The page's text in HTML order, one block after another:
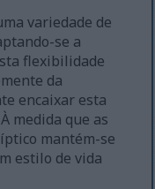
variedade de
se a
flexibilidade
da
encaixar esta
medida que as
mantém-se
estilo de vida